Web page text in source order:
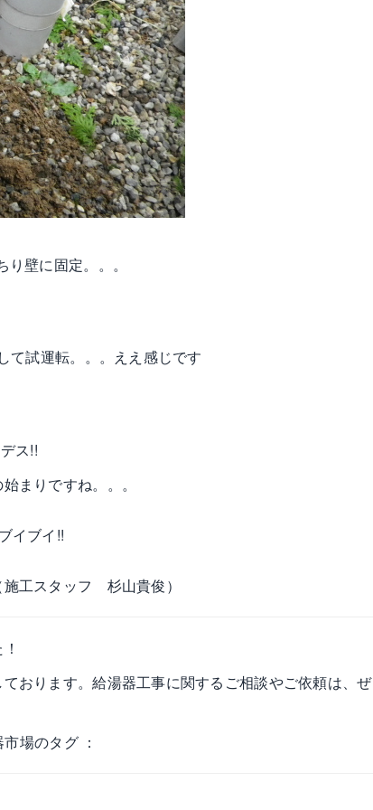
壁に固定。。。
て試運転。。。ええ感じです
ス!!
まりですね。。。
イブイ!!
工スタッフ 杉山貴俊）
おります。給湯器工事に関するご相談やご依頼は、ぜ
市場のタグ ：